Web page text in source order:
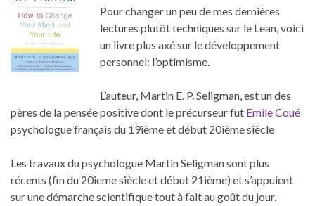
Pour changer un peu de mes dernières
lectures plutôt techniques sur le Lean, voici
un livre plus axé sur le développement
personnel: l’optimisme.
L’auteur, Martin E. P. Seligman, est un des
pères de la pensée positive dont le précurseur fut Emile Coué
psychologue français du 19ième et début 20ième siècle
Les travaux du psychologue Martin Seligman sont plus
récents (fin du 20ieme siècle et début 21ième) et s’appuient
sur une démarche scientifique tout à fait au goût du jour.